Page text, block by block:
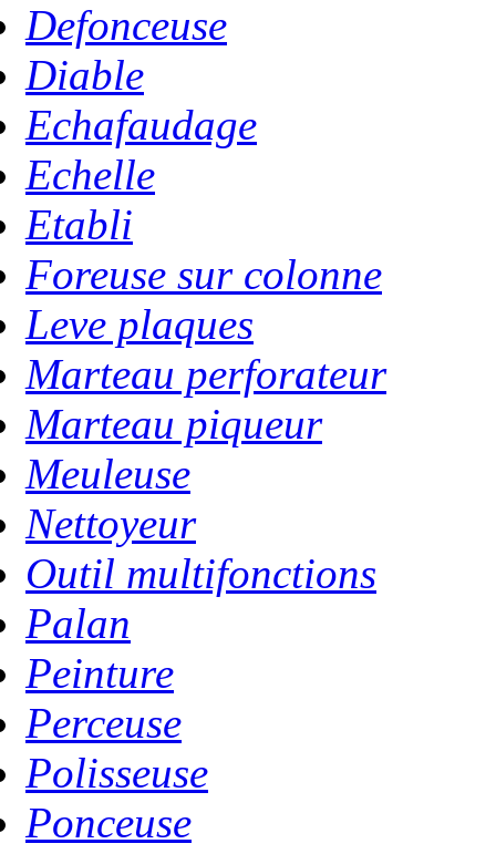
Defonceuse
Diable
Echafaudage
Echelle
Etabli
Foreuse sur colonne
Leve plaques
Marteau perforateur
Marteau piqueur
Meuleuse
Nettoyeur
Outil multifonctions
Palan
Peinture
Perceuse
Polisseuse
Ponceuse